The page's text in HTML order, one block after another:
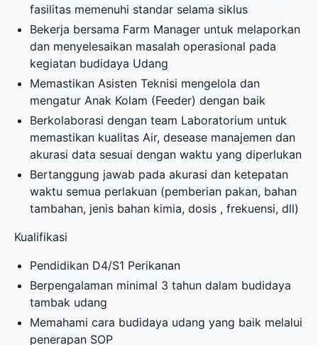
fasilitas memenuhi standar selama siklus
Bekerja bersama Farm Manager untuk melaporkan
dan menyelesaikan masalah operasional pada
kegiatan budidaya Udang
Memastikan Asisten Teknisi mengelola dan
mengatur Anak Kolam (Feeder) dengan baik
Berkolaborasi dengan team Laboratorium untuk
memastikan kualitas Air, desease manajemen dan
akurasi data sesuai dengan waktu yang diperlukan
Bertanggung jawab pada akurasi dan ketepatan
waktu semua perlakuan (pemberian pakan, bahan
tambahan, jenis bahan kimia, dosis , frekuensi, dll)
Kualifikasi
Pendidikan D4/S1 Perikanan
Berpengalaman minimal 3 tahun dalam budidaya
tambak udang
Memahami cara budidaya udang yang baik melalui
penerapan SOP